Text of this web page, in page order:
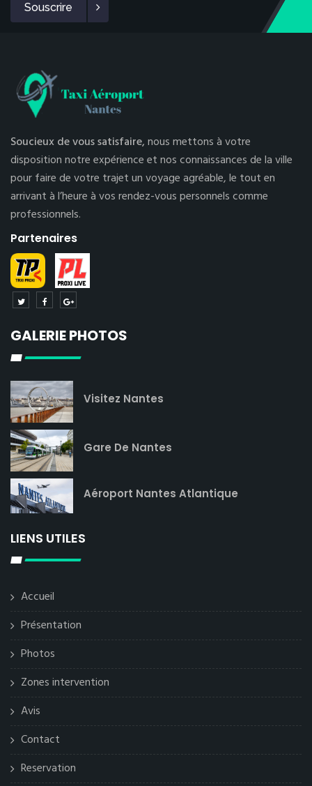
Souscrire
Soucieux de vous satisfaire,nous mettons à votre
disposition notre expérience et nos connaissances de la ville
pour faire de votre trajet un voyage agréable, le tout en
arrivant à l’heure à vos rendez-vous personnels comme
professionnels.
Partenaires
GALERIE PHOTOS
Visitez Nantes
Gare De Nantes
Aéroport Nantes Atlantique
LIENS UTILES
Accueil
Présentation
Photos
Zones intervention
Avis
Contact
Reservation